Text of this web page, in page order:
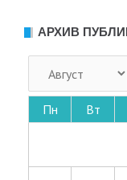
АРХИВ
Пн Вт